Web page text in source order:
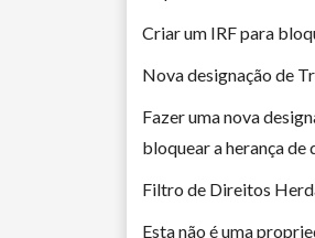
Criar um IRF para
Nova designação de
Fazer uma nova
bloquear a herança de
Filtro de Direitos
Esta não é uma